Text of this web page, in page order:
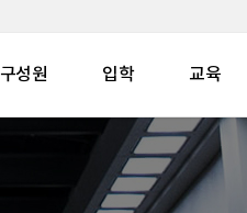
구성원 입학 교육